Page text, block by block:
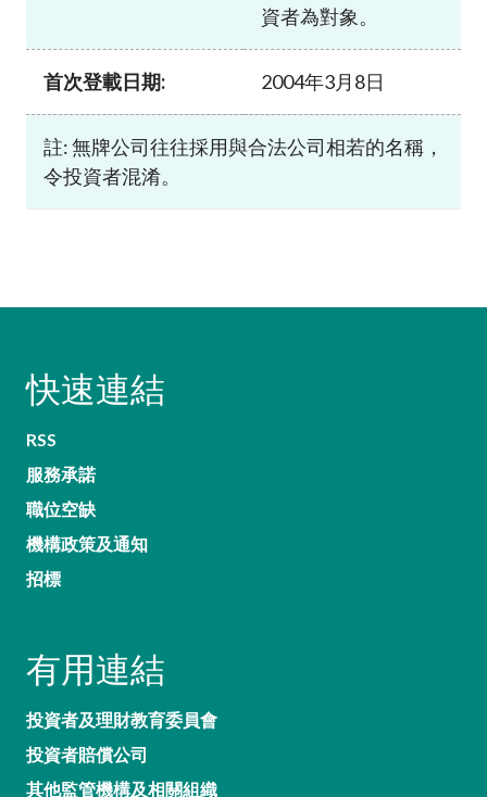
資者為對象。
首次登載日期: 2004年3月8日
註: 無牌公司往往採用與合法公司相若的名稱，
令投資者混淆。
快速連結
RSS
服務承諾
職位空缺
機構政策及通知
招標
有用連結
投資者及理財教育委員會
投資者賠償公司
其他監管機構及相關組織